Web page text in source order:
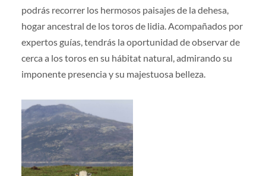
podrás recorrer los hermosos paisajes de la dehesa,
hogar ancestral de los toros de lidia. Acompañados por
expertos guías, tendrás la oportunidad de observar de
cerca a los toros en su hábitat natural, admirando su
imponente presencia y su majestuosa belleza.